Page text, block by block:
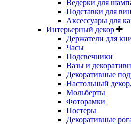
Ведерки для
Подставки для
Аксессуары для
Интерьерный декор
Держатели для
Часы
Подсвечники
Вазы и
Декоративные
Настольный
Мольберты
Фоторамки
Постеры
Декоративные